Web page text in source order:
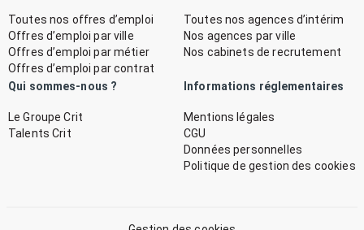
Toutes nos offres d’emploi
Offres d’emploi par ville
Offres d’emploi par métier
Offres d’emploi par contrat
Toutes nos agences d’intérim
Nos agences par ville
Nos cabinets de recrutement
Qui sommes-nous ?
Le Groupe Crit
Talents Crit
Informations réglementaires
Mentions légales
CGU
Données personnelles
Politique de gestion des cookies